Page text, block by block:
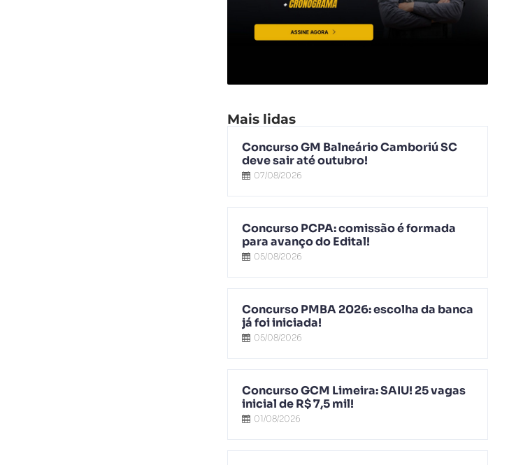
Mais lidas
Concurso GM Balneário Camboriú SC
deve sair até outubro!
07/08/2026
Concurso PCPA: comissão é formada
para avanço do Edital!
05/08/2026
Concurso PMBA 2026: escolha da banca
já foi iniciada!
05/08/2026
Concurso GCM Limeira: SAIU! 25 vagas
inicial de R$ 7,5 mil!
01/08/2026